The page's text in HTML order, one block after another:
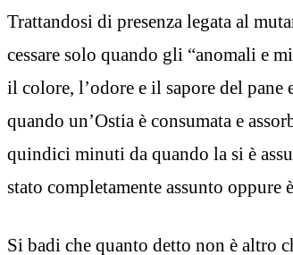
Trattandosi di presenza legata al
cessare solo quando gli “anomali e
il colore, l’odore e il sapore del
quando un’Ostia è consumata e
quindici minuti da quando la si è
stato completamente assunto oppure
Si badi che quanto detto non è altro